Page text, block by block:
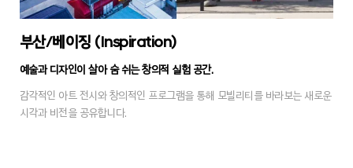
부산/베이징 (Inspiration)
예술과 디자인이 살아 숨 쉬는 창의적 실험 공간.
감각적인 아트 전시와 창의적인 프로그램을 통해 모빌리티를 바라보는 새로운
시각과 비전을 공유합니다.